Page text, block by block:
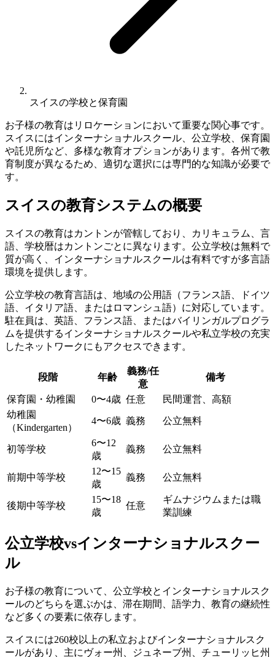
スイスの学校と保育園
お子様の教育はリロケーションにおいて重要な関心事です。
スイスにはインターナショナルスクール、公立学校、保育園
や託児所など、多様な教育オプションがあります。各州で教
育制度が異なるため、適切な選択には専門的な知識が必要で
す。
スイスの教育システムの概要
スイスの教育はカントンが管轄しており、カリキュラム、言
語、学校暦はカントンごとに異なります。公立学校は無料で
質が高く、インターナショナルスクールは有料ですが多言語
環境を提供します。
公立学校の教育言語は、地域の公用語（フランス語、ドイツ
語、イタリア語、またはロマンシュ語）に対応しています。
駐在員は、英語、フランス語、またはバイリンガルプログラ
ムを提供するインターナショナルスクールや私立学校の充実
したネットワークにもアクセスできます。
段階 年齢
義務/任
意
備考
保育園・幼稚園 0〜4歳 任意
民間運営、高額
幼稚園
（Kindergarten）
4〜6歳 義務 公立無料
初等学校
6〜12
歳
義務 公立無料
前期中等学校
12〜15
歳
義務 公立無料
後期中等学校
15〜18
歳
任意
ギムナジウムまたは職
業訓練
公立学校vsインターナショナルスクー
ル
お子様の教育について、公立学校とインターナショナルスク
ールのどちらを選ぶかは、滞在期間、語学力、教育の継続性
など多くの要素に依存します。
スイスには260校以上の私立およびインターナショナルスク
ールがあり、主にヴォー州、ジュネーブ州、チューリッヒ州